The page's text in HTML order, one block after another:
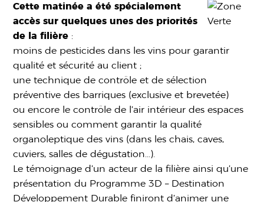
Cette matinée a été spécialement
accès sur quelques unes des priorités
de la filière :
moins de pesticides dans les vins pour garantir
qualité et sécurité au client ;
une technique de contrôle et de sélection
préventive des barriques (exclusive et brevetée)
ou encore le contrôle de l’air intérieur des espaces
sensibles ou comment garantir la qualité
organoleptique des vins (dans les chais, caves,
cuviers, salles de dégustation…).
Le témoignage d’un acteur de la filière ainsi qu’une
présentation du Programme 3D – Destination
Développement Durable finiront d’animer une